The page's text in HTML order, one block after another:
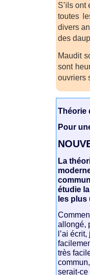
S’ils ont
toutes
divers
des
Maudit
sont
ouvriers
Théorie
Pour
La
étudie
les
allongé,
l’ai
très
serait-ce